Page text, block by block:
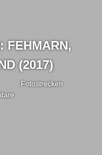
FEHMARN,
(2017)
Fotostrecken